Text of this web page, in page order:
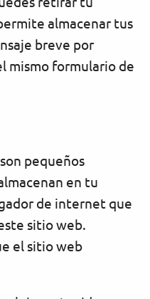
almacenar tus
breve por
mismo formulario de
pequeños
en tu
de internet que
sitio web.
el sitio web